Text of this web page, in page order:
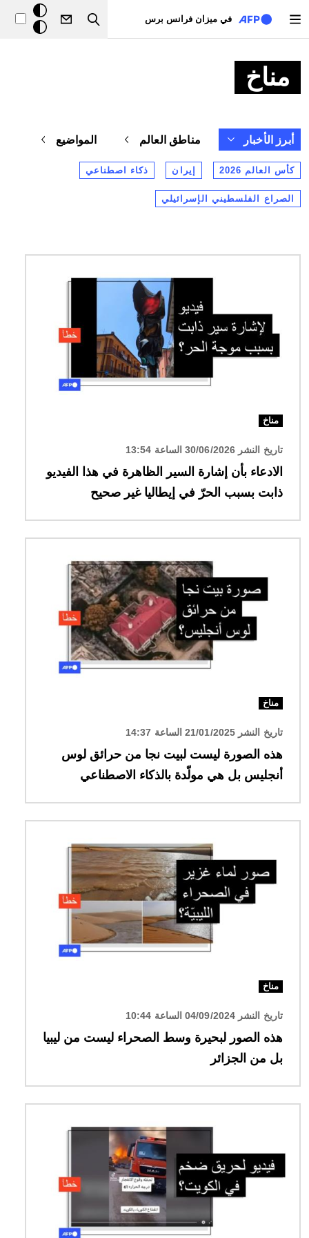
في ميزان فرانس برس
Search
خلفيّة
داكنة
مناخ
أبرز الأخبار مناطق العالم المواضيع
كأس العالم 2026 إيران ذكاء اصطناعي
الصراع الفلسطيني الإسرائيلي
مناخ
تاريخ النشر 30/06/2026 الساعة 13:54
الادعاء بأن إشارة السير الظاهرة في هذا الفيديو
ذابت بسبب الحرّ في إيطاليا غير صحيح
مناخ
تاريخ النشر 21/01/2025 الساعة 14:37
هذه الصورة ليست لبيت نجا من حرائق لوس
أنجليس بل هي مولّدة بالذكاء الاصطناعي
مناخ
تاريخ النشر 04/09/2024 الساعة 10:44
هذه الصور لبحيرة وسط الصحراء ليست من ليبيا
بل من الجزائر